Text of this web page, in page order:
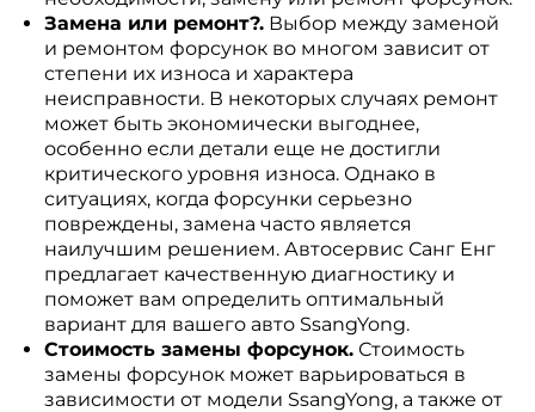
Замена или ремонт?.Выбор между заменой
и ремонтом форсунок во многом зависит от
степени их износа и характера
неисправности. В некоторых случаях ремонт
может быть экономически выгоднее,
особенно если детали еще не достигли
критического уровня износа. Однако в
ситуациях, когда форсунки серьезно
повреждены, замена часто является
наилучшим решением. Автосервис Санг Енг
предлагает качественную диагностику и
поможет вам определить оптимальный
вариант для вашего авто SsangYong.
Стоимость замены форсунок.Стоимость
замены форсунок может варьироваться в
зависимости от модели SsangYong, а также от